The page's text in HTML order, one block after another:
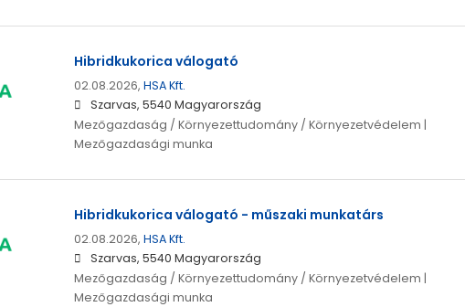
Hibridkukorica válogató
02.08.2026, HSA Kft.
Szarvas, 5540 Magyarország
Mezőgazdaság / Környezettudomány / Környezetvédelem |
Mezőgazdasági munka
Hibridkukorica válogató - műszaki munkatárs
02.08.2026, HSA Kft.
Szarvas, 5540 Magyarország
Mezőgazdaság / Környezettudomány / Környezetvédelem |
Mezőgazdasági munka